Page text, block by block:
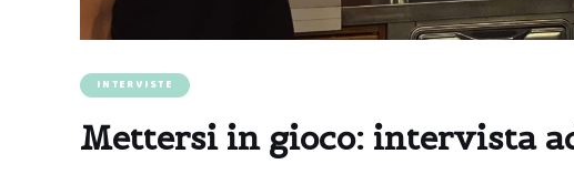
INTERVISTE
Mettersi in gioco: intervista